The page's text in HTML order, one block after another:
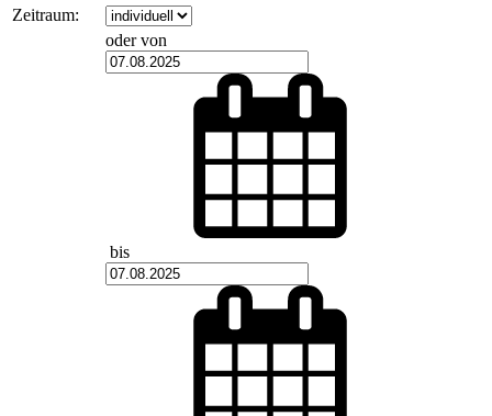
Zeitraum:
oder von
bis